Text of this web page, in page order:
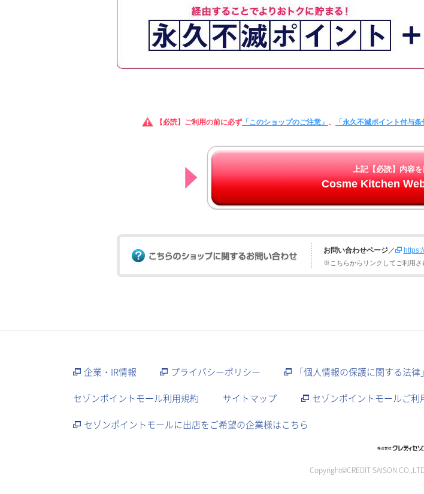
【必読】ご利用の前に必ず 「このショップのご注意」 、 「永久不滅ポイント付与条
上記【必読】内容を
Cosme Kitchen
お問い合わせページ／
※こちらからリンクしてご利用さ
企業・IR情報 プライバシーポリシー 「個人情報の保護に関する法
セゾンポイントモール利用規約
サイトマップ セゾンポイントモールご利
セゾンポイントモールに出店をご希望の企業様はこちら
Copyright©CREDIT SAISON